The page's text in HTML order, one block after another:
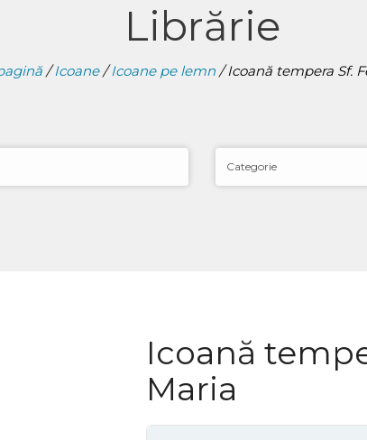
Librărie
/Icoane/Icoane pe lemn/ Icoană tempera Sf.
Icoană
Maria